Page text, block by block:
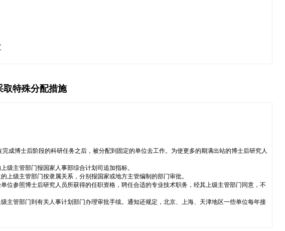
取特殊分配措施
成博士后阶段的科研任务之后，被分配到固定的单位去工作。为使更多的期满出站的博士后研究人
级主管部门报国家人事部综合计划司追加指标。
级主管部门按隶属关系，分别报国家或地方主管编制的部门审批。
参照博士后研究人员所获得的任职资格，聘任合适的专业技术职务，经其上级主管部门同意，不
管部门到有关人事计划部门办理审批手续。通知还规定，北京、上海、天津地区一些单位每年接